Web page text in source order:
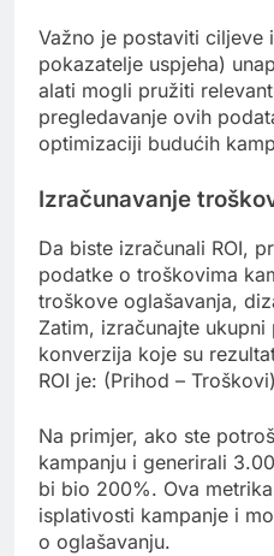
Važno je postaviti ciljeve
pokazatelje uspjeha)
alati mogli pružiti
pregledavanje ovih
optimizaciji budućih
Izračunavanje
Da biste izračunali ROI,
podatke o troškovima
troškove oglašavanja,
Zatim, izračunajte
konverzija koje su
ROI je: (Prihod –
Na primjer, ako ste
kampanju i generirali
bi bio 200%. Ova
isplativosti kampanje i
o oglašavanju.